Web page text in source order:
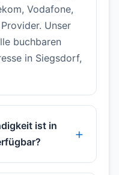
Vodafone,
Unser
buchbaren
in Siegsdorf,
ist in